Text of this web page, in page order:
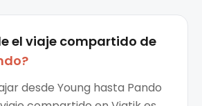
el viaje compartido de
?
desde Young hasta Pando